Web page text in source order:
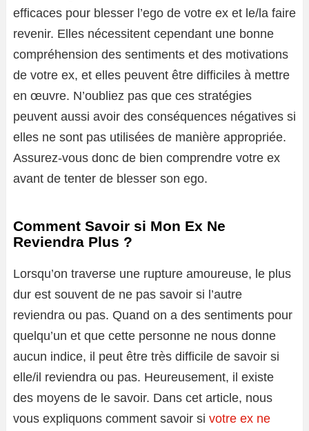
efficaces pour blesser l’ego de votre ex et le/la faire
revenir. Elles nécessitent cependant une bonne
compréhension des sentiments et des motivations
de votre ex, et elles peuvent être difficiles à mettre
en œuvre. N’oubliez pas que ces stratégies
peuvent aussi avoir des conséquences négatives si
elles ne sont pas utilisées de manière appropriée.
Assurez-vous donc de bien comprendre votre ex
avant de tenter de blesser son ego.
Comment Savoir si Mon Ex Ne
Reviendra Plus ?
Lorsqu’on traverse une rupture amoureuse, le plus
dur est souvent de ne pas savoir si l’autre
reviendra ou pas. Quand on a des sentiments pour
quelqu’un et que cette personne ne nous donne
aucun indice, il peut être très difficile de savoir si
elle/il reviendra ou pas. Heureusement, il existe
des moyens de le savoir. Dans cet article, nous
vous expliquons comment savoir si votre ex ne